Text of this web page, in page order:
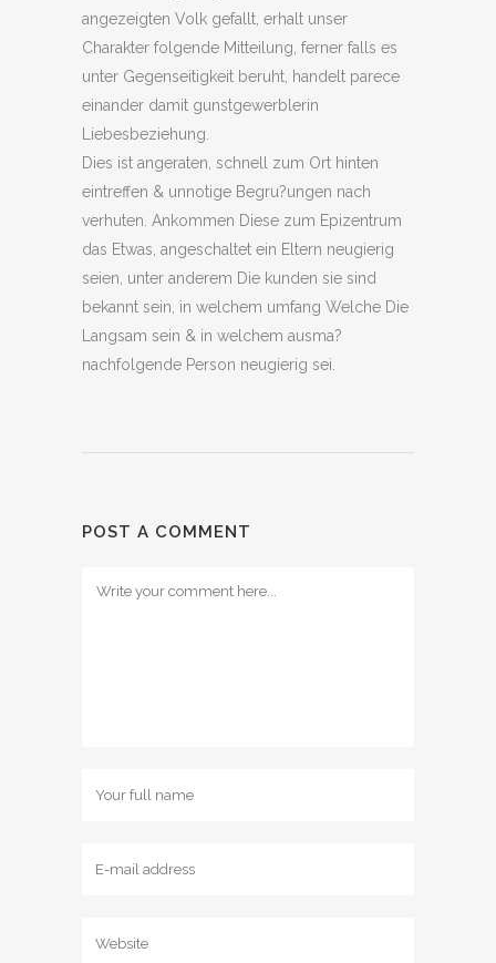
angezeigten Volk gefallt, erhalt unser
Charakter folgende Mitteilung, ferner falls es
unter Gegenseitigkeit beruht, handelt parece
einander damit gunstgewerblerin
Liebesbeziehung.
Dies ist angeraten, schnell zum Ort hinten
eintreffen & unnotige Begru?ungen nach
verhuten. Ankommen Diese zum Epizentrum
das Etwas, angeschaltet ein Eltern neugierig
seien, unter anderem Die kunden sie sind
bekannt sein, in welchem umfang Welche Die
Langsam sein & in welchem ausma?
nachfolgende Person neugierig sei.
POST A COMMENT